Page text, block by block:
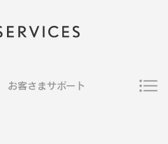
お客さまサポート